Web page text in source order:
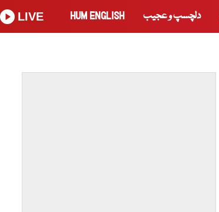
دلچسپ و عجیب HUM ENGLISH
LIVE